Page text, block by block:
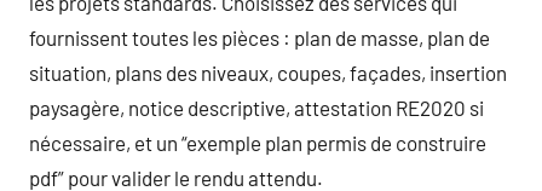
fournissent toutes les pièces : plan de masse, plan de
situation, plans des niveaux, coupes, façades, insertion
paysagère, notice descriptive, attestation RE2020 si
nécessaire, et un “exemple plan permis de construire
pdf” pour valider le rendu attendu.